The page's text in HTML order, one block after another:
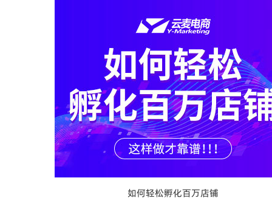
如何轻松孵化百万店铺